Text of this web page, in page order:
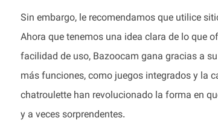
Sin embargo, le recomendamos que utilice
Ahora que tenemos una idea clara de lo que
facilidad de uso, Bazoocam gana gracias a
más funciones, como juegos integrados y la
chatroulette han revolucionado la forma en
y a veces sorprendentes.